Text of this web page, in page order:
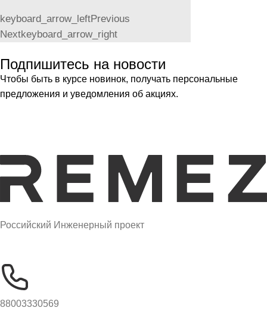
keyboard_arrow_leftPrevious
Nextkeyboard_arrow_right
Подпишитесь на новости
Чтобы быть в курсе новинок, получать персональные
предложения и уведомления об акциях.
Российский Инженерный проект
88003330569